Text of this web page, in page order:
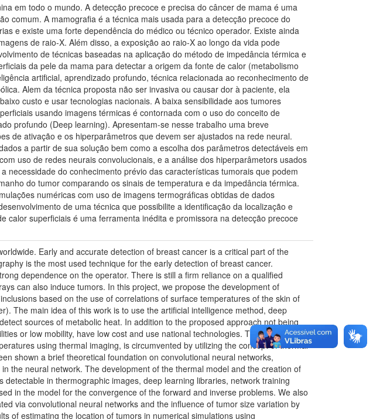
em todo o mundo. A detecção precoce e precisa do câncer de mama é uma
comum. A mamografia é a técnica mais usada para a detecção precoce do
e existe uma forte dependência do médico ou técnico operador. Existe ainda
de raio-X. Além disso, a exposição ao raio-X ao longo da vida pode
de técnicas baseadas na aplicação do método de impedância térmica e
da pele da mama para detectar a origem da fonte de calor (metabolismo
artificial, aprendizado profundo, técnica relacionada ao reconhecimento de
Alem da técnica proposta não ser invasiva ou causar dor à paciente, ela
custo e usar tecnologias nacionais. A baixa sensibilidade aos tumores
usando imagens térmicas é contornada com o uso do conceito de
profundo (Deep learning). Apresentam-se nesse trabalho uma breve
de ativação e os hiperparâmetros que devem ser ajustados na rede neural.
a partir de sua solução bem como a escolha dos parâmetros detectáveis em
uso de redes neurais convolucionais, e a análise dos hiperparâmetors usados
do conhecimento prévio das características tumorais que podem
do tumor comparando os sinais de temperatura e da impedância térmica.
numéricas com uso de imagens termográficas obtidas de dados
de uma técnica que possibilite a identificação da localização e
superficiais é uma ferramenta inédita e promissora na detecção precoce
Early and accurate detection of breast cancer is a critical part of the
is the most used technique for the early detection of breast cancer.
dependence on the operator. There is still a firm reliance on a qualified
can also induce tumors. In this project, we propose the development of
based on the use of correlations of surface temperatures of the skin of
The main idea of this work is to use the artificial intelligence method, deep
sources of metabolic heat. In addition to the proposed approach not being
or low mobility, have low cost and use national technologies. The low
using thermal imaging, is circumvented by utilizing the concept of thermal
shown a brief theoretical foundation on convolutional neural networks,
the neural network. The development of the thermal model and the creation of
in thermographic images, deep learning libraries, network training
in the model for the convergence of the forward and inverse problems. We also
via convolutional neural networks and the influence of tumor size variation by
of estimating the location of tumors in numerical simulations using